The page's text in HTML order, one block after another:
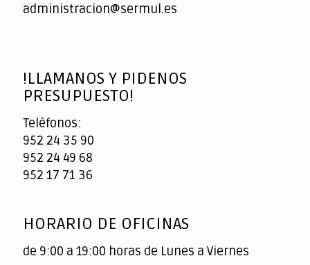
administracion@sermul.es
!LLAMANOS Y PIDENOS
PRESUPUESTO!
Teléfonos:
952 24 35 90
952 24 49 68
952 17 71 36
HORARIO DE OFICINAS
de 9:00 a 19:00 horas de Lunes a Viernes